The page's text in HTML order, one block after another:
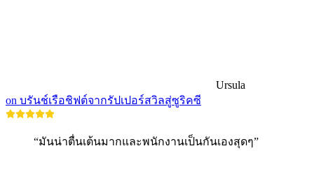
Ursula
on บรันช์เรือชิฟต์จากรัปเปอร์สวิลสู่ซูริคซี
“มันน่าตื่นเต้นมากและพนักงานเป็นกันเองสุดๆ”